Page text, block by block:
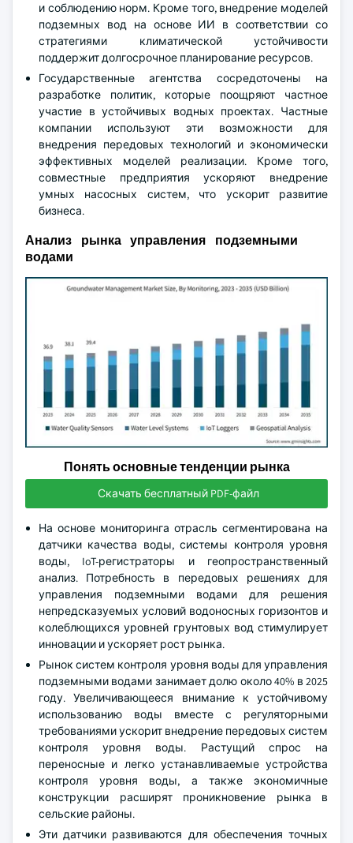
и соблюдению норм. Кроме того, внедрение моделей
подземных вод на основе ИИ в соответствии со
стратегиями климатической устойчивости
поддержит долгосрочное планирование ресурсов.
Государственные агентства сосредоточены на
разработке политик, которые поощряют частное
участие в устойчивых водных проектах. Частные
компании используют эти возможности для
внедрения передовых технологий и экономически
эффективных моделей реализации. Кроме того,
совместные предприятия ускоряют внедрение
умных насосных систем, что ускорит развитие
бизнеса.
Анализ рынка управления подземными
водами
Понять основные тенденции рынка
Скачать бесплатный PDF-файл
На основе мониторинга отрасль сегментирована на
датчики качества воды, системы контроля уровня
воды, IoT-регистраторы и геопространственный
анализ. Потребность в передовых решениях для
управления подземными водами для решения
непредсказуемых условий водоносных горизонтов и
колеблющихся уровней грунтовых вод стимулирует
инновации и ускоряет рост рынка.
Рынок систем контроля уровня воды для управления
подземными водами занимает долю около 40% в 2025
году. Увеличивающееся внимание к устойчивому
использованию воды вместе с регуляторными
требованиями ускорит внедрение передовых систем
контроля уровня воды. Растущий спрос на
переносные и легко устанавливаемые устройства
контроля уровня воды, а также экономичные
конструкции расширят проникновение рынка в
сельские районы.
Эти датчики развиваются для обеспечения точных